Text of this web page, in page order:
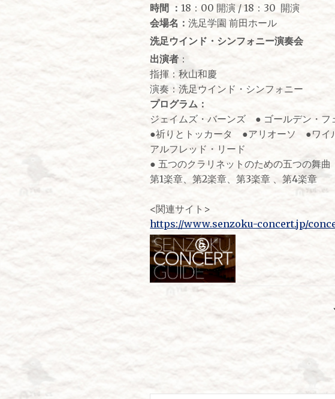
時間 ：18：00 開演 / 18：30 開演
会場名：洗足学園 前田ホール
洗足ウインド・シンフォニー演奏会
出演者 ：
指揮：秋山和慶
演奏：洗足ウインド・シンフォニー
プログラム：
ジェイムズ・バーンズ ● ゴールデン・フ
●祈りとトッカータ ●アリオーソ ●ワイ
アルフレッド・リード
● 五つのクラリネットのための五つの舞
第1楽章、第2楽章、第3楽章 、第4楽章
<関連サイト>
https://www.senzoku-concert.jp/